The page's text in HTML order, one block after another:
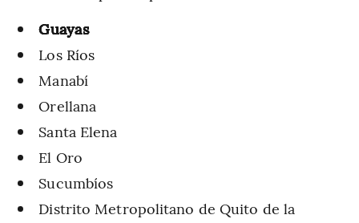
Guayas
Los Ríos
Manabí
Orellana
Santa Elena
El Oro
Sucumbíos
Distrito Metropolitano de Quito de la